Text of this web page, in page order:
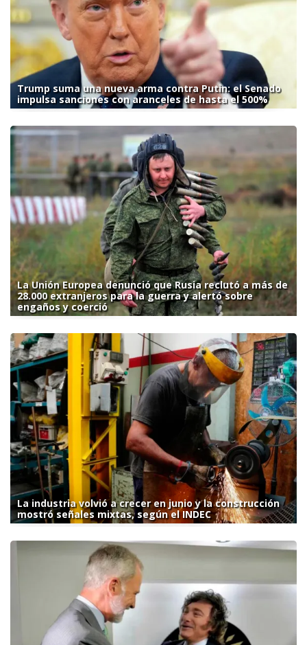
Trump suma una nueva arma contra Putin: el Senado
impulsa sanciones con aranceles de hasta el 500%
La Unión Europea denunció que Rusia reclutó a más de
28.000 extranjeros para la guerra y alertó sobre
engaños y coerció
La industria volvió a crecer en junio y la construcción
mostró señales mixtas, según el INDEC